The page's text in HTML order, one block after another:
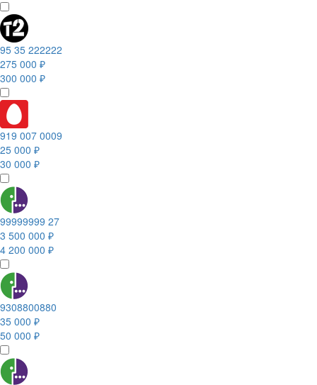
95 35 222222
275 000 ₽
300 000 ₽
919 007 0009
25 000 ₽
30 000 ₽
99999999 27
3 500 000 ₽
4 200 000 ₽
9308800880
35 000 ₽
50 000 ₽